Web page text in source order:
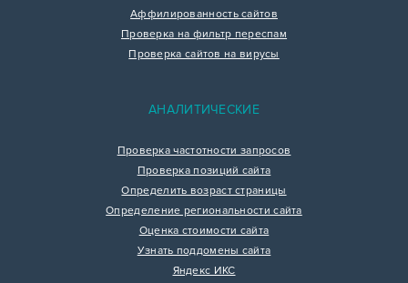
Аффилированность сайтов
Проверка на фильтр переспам
Проверка сайтов на вирусы
АНАЛИТИЧЕСКИЕ
Проверка частотности запросов
Проверка позиций сайта
Определить возраст страницы
Определение региональности сайта
Оценка стоимости сайта
Узнать поддомены сайта
Яндекс ИКС